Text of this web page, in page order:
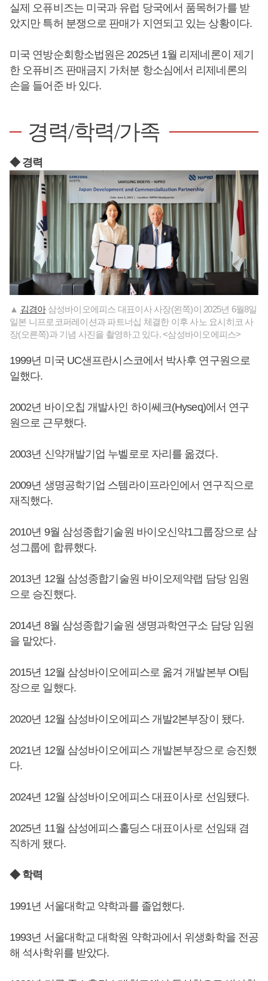
실제 오퓨비즈는 미국과 유럽 당국에서 품목허가를 받
았지만 특허 분쟁으로 판매가 지연되고 있는 상황이다.
미국 연방순회항소법원은 2025년 1월 리제네론이 제기
한 오퓨비즈 판매금지 가처분 항소심에서 리제네론의
손을 들어준 바 있다.
경력/학력/가족
◆ 경력
▲ 김경아삼성바이오에피스 대표이사 사장(왼쪽)이 2025년 6월8일
일본 니프로코퍼레이션과 파트너십 체결한 이후 사노 요시히코 사
장(오른쪽)과 기념 사진을 촬영하고 있다. <삼성바이오에피스>
1999년 미국 UC샌프란시스코에서 박사후 연구원으로
일했다.
2002년 바이오칩 개발사인 하이쎄크(Hyseq)에서 연구
원으로 근무했다.
2003년 신약개발기업 누벨로로 자리를 옮겼다.
2009년 생명공학기업 스템라이프라인에서 연구직으로
재직했다.
2010년 9월 삼성종합기술원 바이오신약1그룹장으로 삼
성그룹에 합류했다.
2013년 12월 삼성종합기술원 바이오제약랩 담당 임원
으로 승진했다.
2014년 8월 삼성종합기술원 생명과학연구소 담당 임원
을 맡았다.
2015년 12월 삼성바이오에피스로 옮겨 개발본부 OI팀
장으로 일했다.
2020년 12월 삼성바이오에피스 개발2본부장이 됐다.
2021년 12월 삼성바이오에피스 개발본부장으로 승진했
다.
2024년 12월 삼성바이오에피스 대표이사로 선임됐다.
2025년 11월 삼성에피스홀딩스 대표이사로 선임돼 겸
직하게 됐다.
◆ 학력
1991년 서울대학교 약학과를 졸업했다.
1993년 서울대학교 대학원 약학과에서 위생화학을 전공
해 석사학위를 받았다.